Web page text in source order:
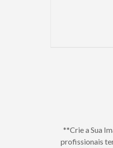
**Crie a Sua
profissionais